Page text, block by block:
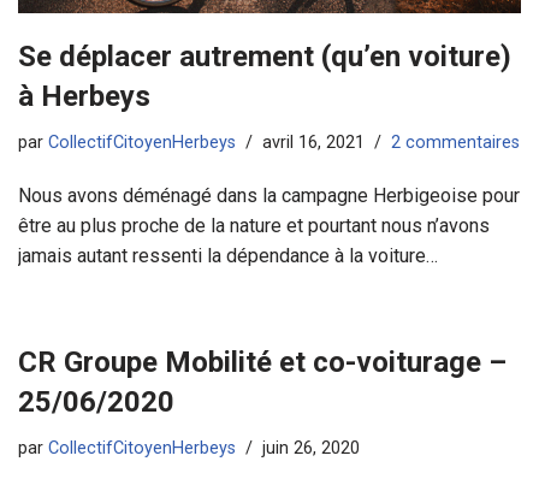
Se déplacer autrement (qu’en voiture)
à Herbeys
par CollectifCitoyenHerbeys avril 16, 2021 2 commentaires
Nous avons déménagé dans la campagne Herbigeoise pour
être au plus proche de la nature et pourtant nous n’avons
jamais autant ressenti la dépendance à la voiture…
CR Groupe Mobilité et co-voiturage –
25/06/2020
par CollectifCitoyenHerbeys juin 26, 2020